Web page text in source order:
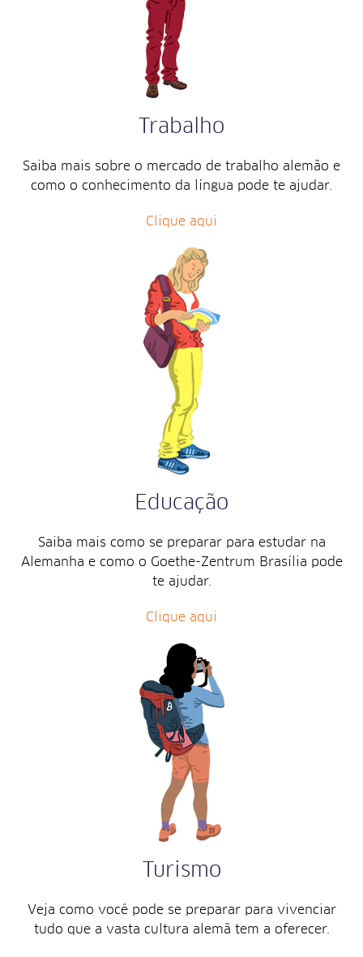
Trabalho
Saiba mais sobre o mercado de trabalho alemão e
como o conhecimento da língua pode te ajudar.
Clique aqui
Educação
Saiba mais como se preparar para estudar na
Alemanha e como o Goethe-Zentrum Brasília pode
te ajudar.
Clique aqui
Turismo
Veja como você pode se preparar para vivenciar
tudo que a vasta cultura alemã tem a oferecer.